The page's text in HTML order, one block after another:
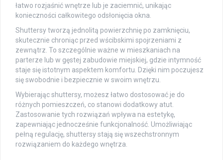
łatwo rozjaśnić wnętrze lub je zaciemnić, unikając
konieczności całkowitego odsłonięcia okna.
Shuttersy tworzą jednolitą powierzchnię po zamknięciu,
skutecznie chroniąc przed wścibskimi spojrzeniami z
zewnątrz. To szczególnie ważne w mieszkaniach na
parterze lub w gęstej zabudowie miejskiej, gdzie intymność
staje się istotnym aspektem komfortu. Dzięki nim poczujesz
się swobodnie i bezpiecznie w swoim wnętrzu.
Wybierając shuttersy, możesz łatwo dostosować je do
różnych pomieszczeń, co stanowi dodatkowy atut.
Zastosowanie tych rozwiązań wpływa na estetykę,
zapewniając jednocześnie funkcjonalność. Umożliwiając
pełną regulację, shuttersy stają się wszechstronnym
rozwiązaniem do każdego wnętrza.